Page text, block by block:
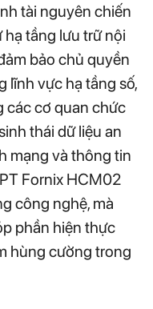
tài nguyên chiến
hạ tầng lưu trữ nội
bảo chủ quyền
lĩnh vực hạ tầng số,
các cơ quan chức
thái dữ liệu an
mạng và thông tin
Fornix HCM02
công nghệ, mà
phần hiện thực
hùng cường trong